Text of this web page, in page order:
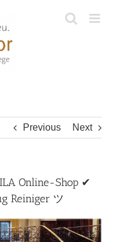
Previous Next
Online-Shop ✔
Reiniger ツ